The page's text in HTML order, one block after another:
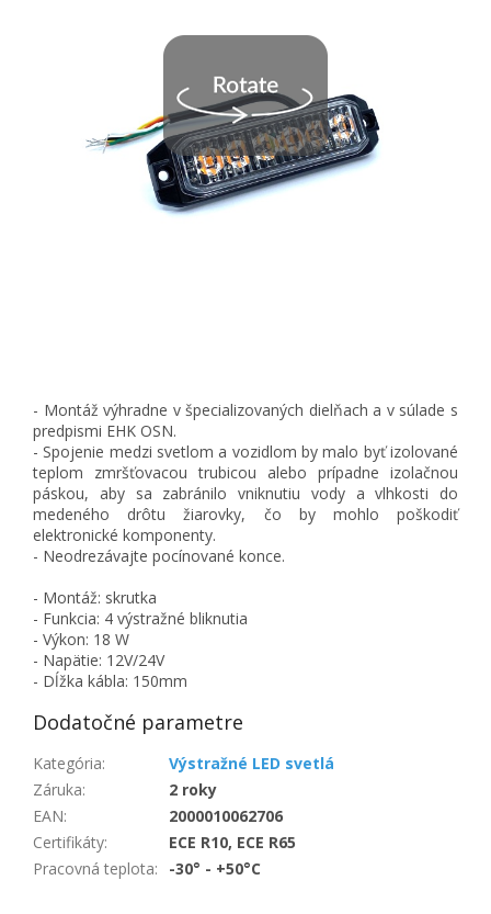
- Montáž výhradne v špecializovaných dielňach a v súlade s
predpismi EHK OSN.
- Spojenie medzi svetlom a vozidlom by malo byť izolované
teplom zmršťovacou trubicou alebo prípadne izolačnou
páskou, aby sa zabránilo vniknutiu vody a vlhkosti do
medeného drôtu žiarovky, čo by mohlo poškodiť
elektronické komponenty.
- Neodrezávajte pocínované konce.
- Montáž: skrutka
- Funkcia: 4 výstražné bliknutia
- Výkon: 18 W
- Napätie: 12V/24V
- Dĺžka kábla: 150mm
Dodatočné parametre
Kategória:
Výstražné LED svetlá
Záruka:
2 roky
EAN:
2000010062706
Certifikáty:
ECE R10, ECE R65
Pracovná teplota: -30° - +50°C